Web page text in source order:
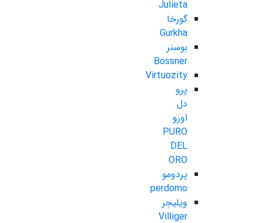
Julieta
گورخا
Gurkha
بوسنر
Bossner
Virtuozity
پرو
دل
اورو
PURO
DEL
ORO
پردومو
perdomo
ویلیجر
Villiger